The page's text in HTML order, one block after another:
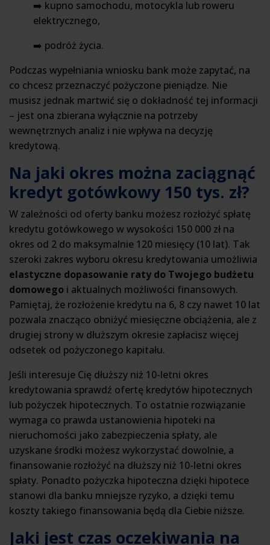
➡️ kupno samochodu, motocykla lub roweru
elektrycznego,
➡️ podróż życia.
Podczas wypełniania wniosku bank może zapytać, na
co chcesz przeznaczyć pożyczone pieniądze. Nie
musisz jednak martwić się o dokładność tej informacji
– jest ona zbierana wyłącznie na potrzeby
wewnętrznych analiz i nie wpływa na decyzję
kredytową.
Na jaki okres można zaciągnąć
kredyt gotówkowy 150 tys. zł?
W zależności od oferty banku możesz rozłożyć spłatę
kredytu gotówkowego w wysokości 150 000 zł na
okres od 2 do maksymalnie 120 miesięcy (10 lat). Tak
szeroki zakres wyboru okresu kredytowania umożliwia
elastyczne dopasowanie raty do Twojego budżetu
domowego i aktualnych możliwości finansowych.
Pamiętaj, że rozłożenie kredytu na 6, 8 czy nawet 10 lat
pozwala znacząco obniżyć miesięczne obciążenia, ale z
drugiej strony w dłuższym okresie zapłacisz więcej
odsetek od pożyczonego kapitału.
Jeśli interesuje Cię dłuższy niż 10-letni okres
kredytowania sprawdź ofertę kredytów hipotecznych
lub pożyczek hipotecznych. To ostatnie rozwiązanie
wymaga co prawda ustanowienia hipoteki na
nieruchomości jako zabezpieczenia spłaty, ale
uzyskane środki możesz wykorzystać dowolnie, a
finansowanie rozłożyć na dłuższy niż 10-letni okres
spłaty. Ponadto pożyczka hipoteczna dzięki hipotece
stanowi dla banku mniejsze ryzyko, a dzięki temu
koszty takiego finansowania będą dla Ciebie niższe.
Jaki jest czas oczekiwania na